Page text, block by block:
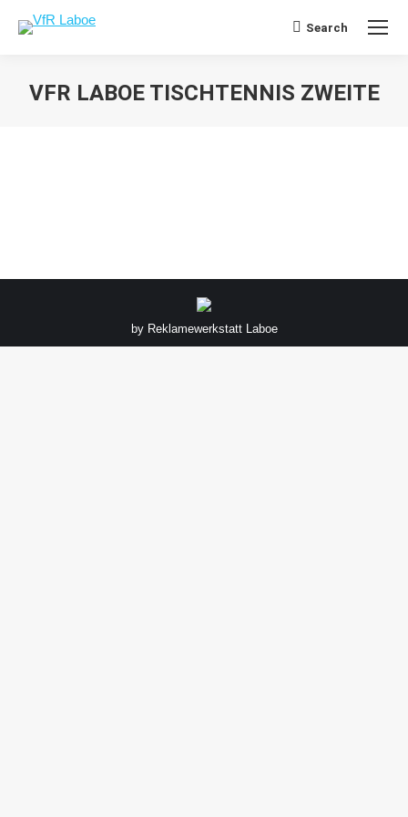
Search:
Search
VFR LABOE TISCHTENNIS ZWEITE
by Reklamewerkstatt Laboe